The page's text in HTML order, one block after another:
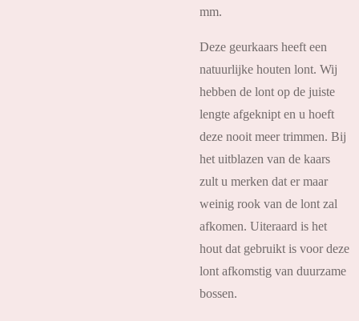
mm.
Deze geurkaars heeft een
natuurlijke houten lont. Wij
hebben de lont op de juiste
lengte afgeknipt en u hoeft
deze nooit meer trimmen. Bij
het uitblazen van de kaars
zult u merken dat er maar
weinig rook van de lont zal
afkomen. Uiteraard is het
hout dat gebruikt is voor deze
lont afkomstig van duurzame
bossen.